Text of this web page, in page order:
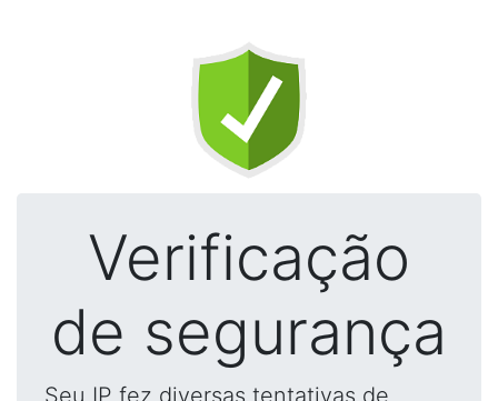
Verificação
de segurança
Seu IP fez diversas tentativas de